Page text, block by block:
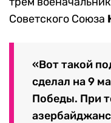
Советского Союза
«Вот такой
сделал на 9
Победы. При